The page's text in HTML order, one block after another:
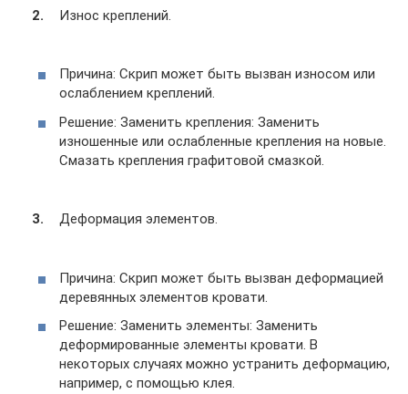
Износ креплений.
Причина: Скрип может быть вызван износом или
ослаблением креплений.
Решение: Заменить крепления: Заменить
изношенные или ослабленные крепления на новые.
Смазать крепления графитовой смазкой.
Деформация элементов.
Причина: Скрип может быть вызван деформацией
деревянных элементов кровати.
Решение: Заменить элементы: Заменить
деформированные элементы кровати. В
некоторых случаях можно устранить деформацию,
например, с помощью клея.